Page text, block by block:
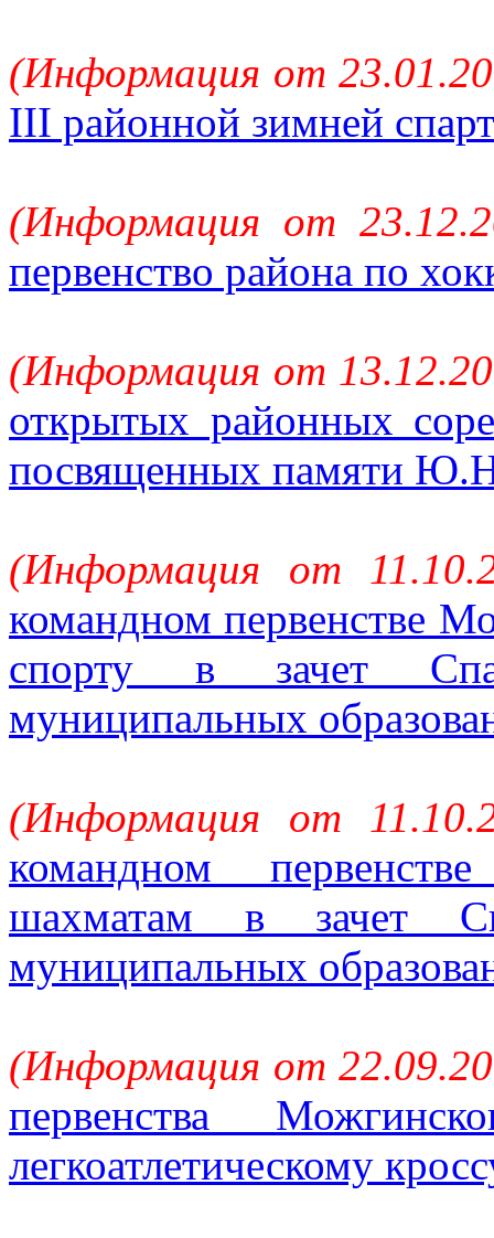
(Информация от
III районной зимней
(Информация от
первенство района по
(Информация от
открытых районных
посвященных памяти
(Информация от
командном первенстве
спорту в зачет
муниципальных
(Информация от
командном
шахматам в зачет
муниципальных
(Информация от
первенства
легкоатлетическому